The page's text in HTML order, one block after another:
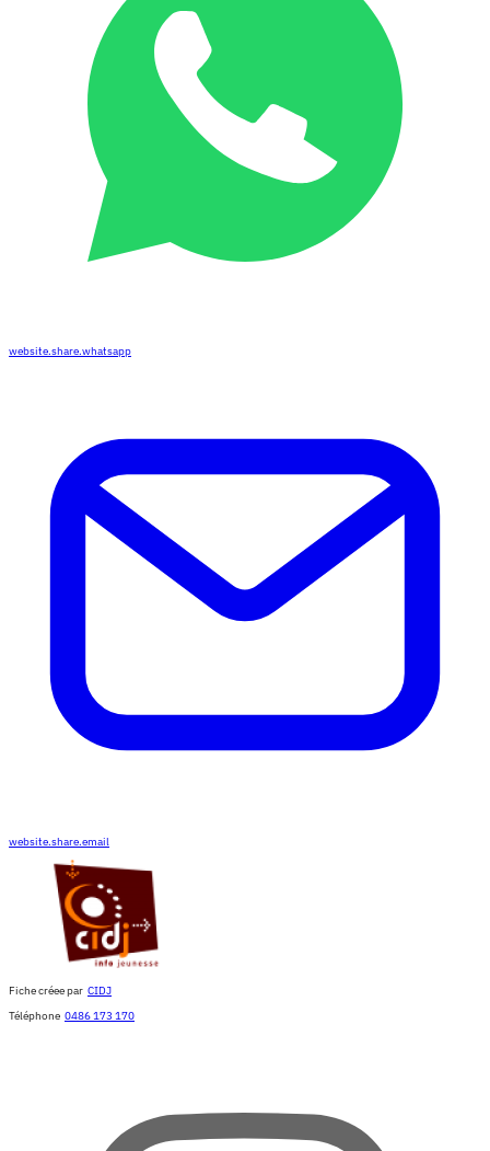
website.share.whatsapp
website.share.email
Fiche créee par CIDJ
Téléphone 0486 173 170